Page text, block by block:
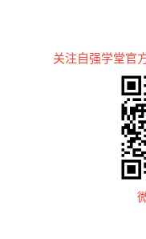
关注自强学堂官